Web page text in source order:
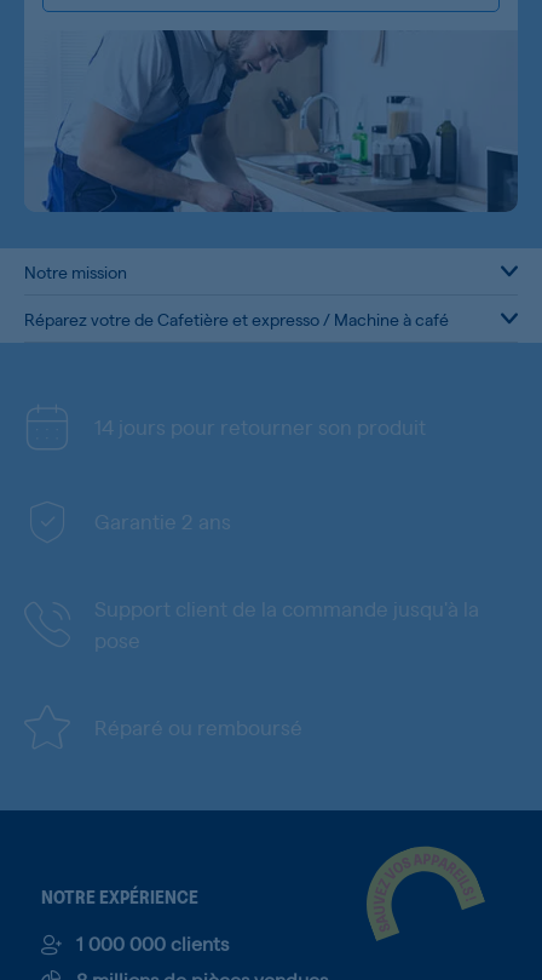
Notre mission
Réparez votre de Cafetière et expresso / Machine à café
14 jours pour retourner son produit
Garantie 2 ans
Support client de la commande jusqu'à la
pose
Réparé ou remboursé
NOTRE EXPÉRIENCE
1 000 000 clients